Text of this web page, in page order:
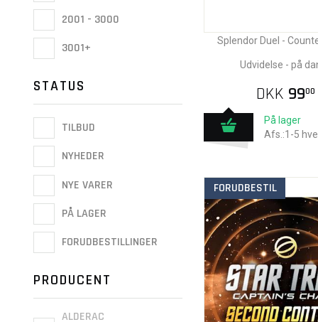
2001 - 3000
3001+
STATUS
TILBUD
NYHEDER
NYE VARER
PÅ LAGER
FORUDBESTILLINGER
PRODUCENT
ALDERAC
Splendor Duel -
Udvidelse - på
DKK 9900
På lager
Afs.:1-5
FORUDBESTIL